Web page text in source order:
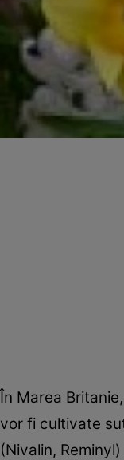
În Marea
vor fi cultivate
(Nivalin,